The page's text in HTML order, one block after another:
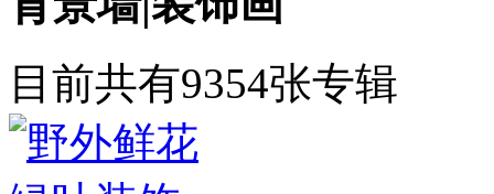
目前共有9354张专辑